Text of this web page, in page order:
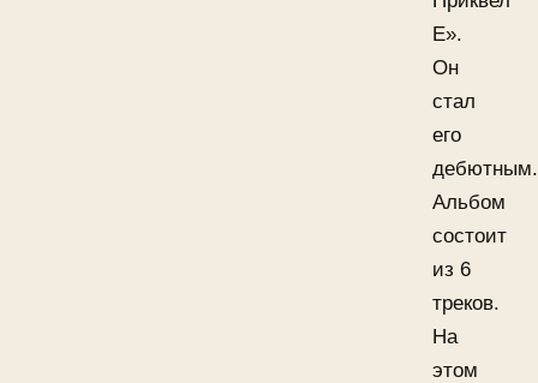
E».
Он
стал
его
дебютным.
Альбом
состоит
из 6
треков.
На
этом